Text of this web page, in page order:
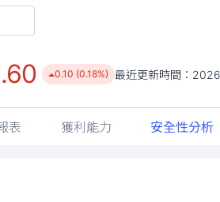
0.10 (0.18%) 最近更新時間：
表 獲利能力 安全性分析